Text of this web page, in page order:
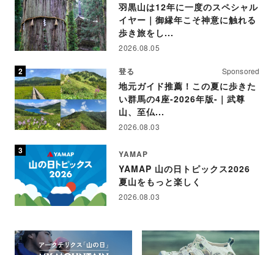
羽黒山は12年に一度のスペシャル
イヤー｜御縁年こそ神意に触れる
歩き旅をし...
2026.08.05
登る Sponsored
地元ガイド推薦！この夏に歩きた
い群馬の4座-2026年版-｜武尊
山、至仏...
2026.08.03
YAMAP
YAMAP 山の日トピックス2026
夏山をもっと楽しく
2026.08.03